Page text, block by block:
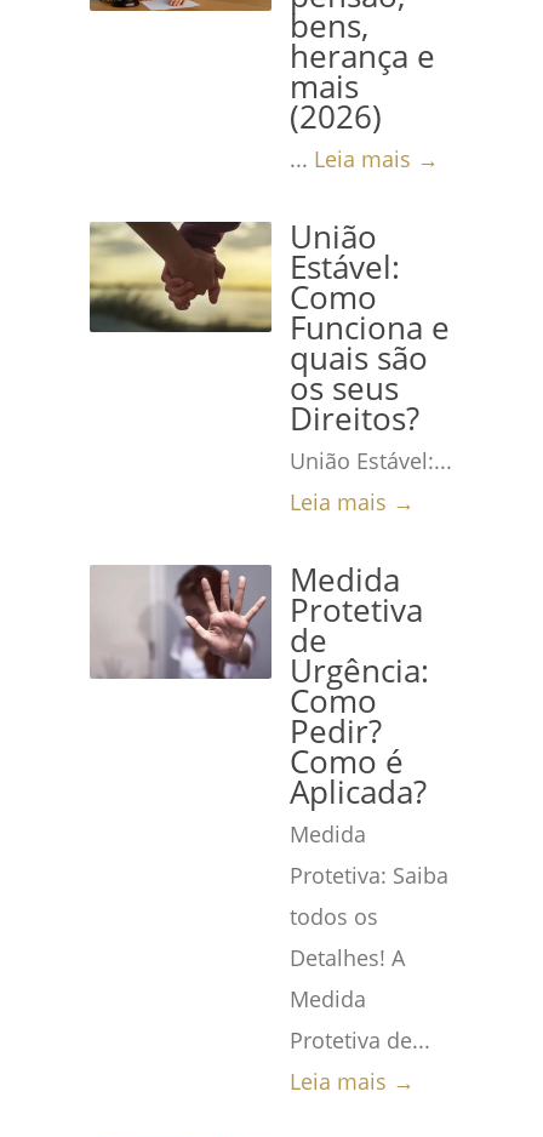
bens,
herança e
mais
(2026)
... Leia mais →
União
Estável:
Como
Funciona e
quais são
os seus
Direitos?
União Estável:...
Leia mais →
Medida
Protetiva
de
Urgência:
Como
Pedir?
Como é
Aplicada?
Medida
Protetiva: Saiba
todos os
Detalhes! A
Medida
Protetiva de...
Leia mais →